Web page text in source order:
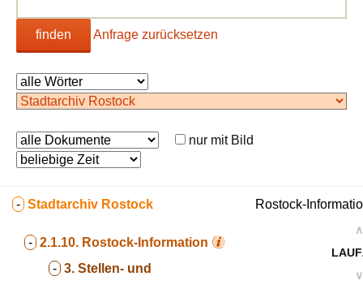
finden Anfrage zurücksetzen
nur mit Bild
- Stadtarchiv Rostock
- 2.1.10. Rostock-Information
- 3. Stellen- und
Rostock-
∧
∨